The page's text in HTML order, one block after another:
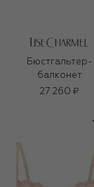
Бюстгальтер-
балконет
27 260 ₽